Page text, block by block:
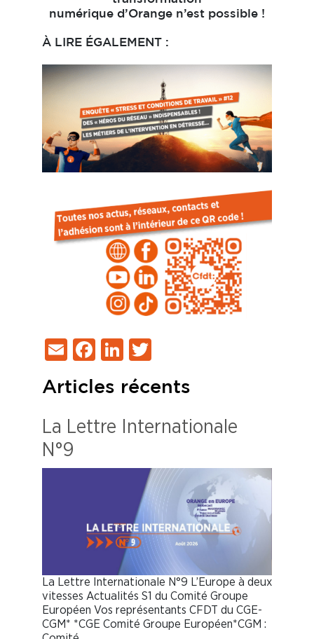
numérique d’Orange n’est possible !
À LIRE ÉGALEMENT :
EmailFacebook
LinkedIn
Articles récents
La Lettre Internationale
N°9
La Lettre Internationale N°9 L’Europe à deux
vitesses Actualités S1 du Comité Groupe
Européen Vos représentants CFDT du CGE-
CGM* *CGE Comité Groupe Européen*CGM :